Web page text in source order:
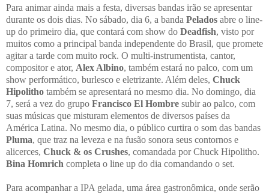
Para animar ainda mais a festa, diversas bandas irão se apresentar
durante os dois dias. No sábado, dia 6, a banda Pelados abre o line-
up do primeiro dia, que contará com show do Deadfish, visto por
muitos como a principal banda independente do Brasil, que promete
agitar a tarde com muito rock. O multi-instrumentista, cantor,
compositor e ator, Alex Albino, também estará no palco, com um
show performático, burlesco e eletrizante. Além deles, Chuck
Hipolitho também se apresentará no mesmo dia. No domingo, dia
7, será a vez do grupo Francisco El Hombre subir ao palco, com
suas músicas que misturam elementos de diversos países da
América Latina. No mesmo dia, o público curtira o som das bandas
Pluma, que traz na leveza e na fusão sonora seus contornos e
alicerces, Chuck & os Crushes, comandada por Chuck Hipolitho.
Bina Homrich completa o line up do dia comandando o set.
Para acompanhar a IPA gelada, uma área gastronômica, onde serão